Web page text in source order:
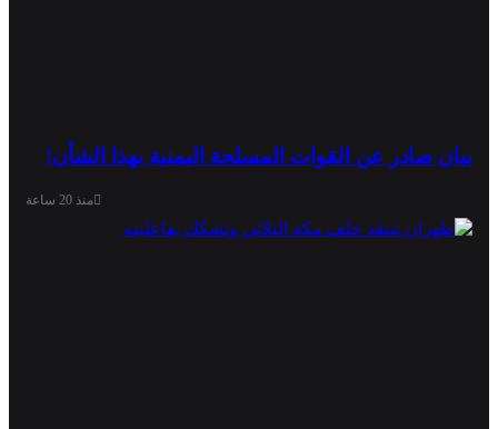
بيان صادر عن القوات المسلحة اليمنية بهذا الشأن!
منذ 20 ساعة